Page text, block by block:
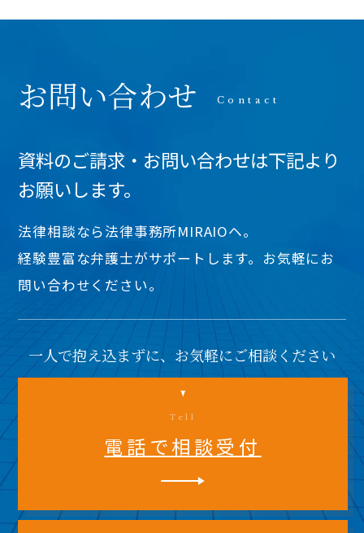
お問い合わせ
資料のご請求・お問い合わせは下記より
お願いします。
法律相談なら法律事務所MIRAIOヘ。
経験豊富な弁護士がサポートします。お気軽にお
問い合わせください。
一人で抱え込まずに、お気軽にご相談ください
Tell
電話で相談受付